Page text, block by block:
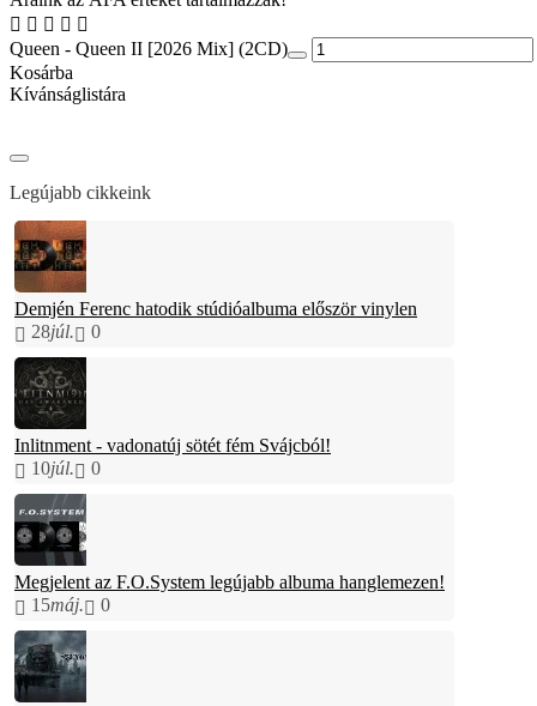
Queen - Queen II [2026 Mix] (2CD)
Kosárba
Kívánságlistára
Legújabb cikkeink
Demjén Ferenc hatodik stúdióalbuma először vinylen
28júl. 0
Inlitnment - vadonatúj sötét fém Svájcból!
10júl. 0
Megjelent az F.O.System legújabb albuma hanglemezen!
15máj. 0